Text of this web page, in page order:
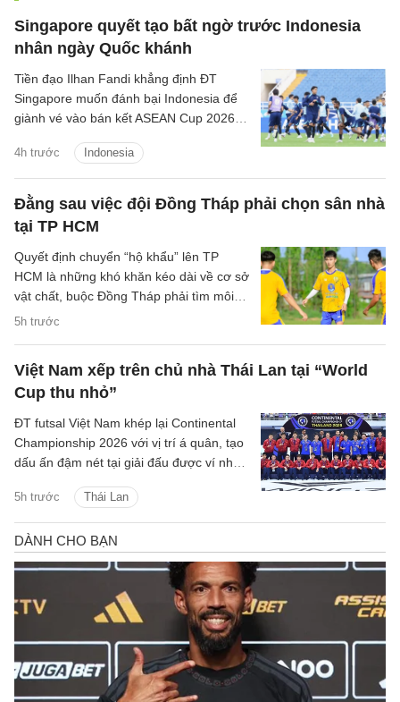
Singapore quyết tạo bất ngờ trước Indonesia
nhân ngày Quốc khánh
4h trước Indonesia
Tiền đạo Ilhan Fandi khẳng định ĐT
Singapore muốn đánh bại Indonesia để
giành vé vào bán kết ASEAN Cup 2026,
dành tặng NHM nhân dịp Quốc khánh
Singapore.
Đằng sau việc đội Đồng Tháp phải chọn sân nhà
tại TP HCM
5h trước
Quyết định chuyển “hộ khẩu” lên TP
HCM là những khó khăn kéo dài về cơ sở
vật chất, buộc Đồng Tháp phải tìm môi
trường phù hợp hơn để duy trì hoạt
Việt Nam xếp trên chủ nhà Thái Lan tại “World
Cup thu nhỏ”
5h trước Thái Lan
ĐT futsal Việt Nam khép lại Continental
Championship 2026 với vị trí á quân, tạo
dấu ấn đậm nét tại giải đấu được ví như